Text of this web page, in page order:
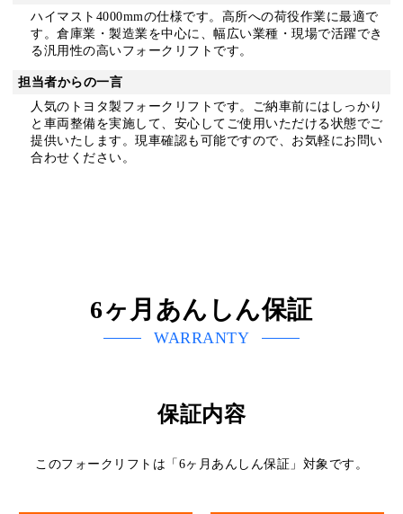
ハイマスト4000mmの仕様です。高所への荷役作業に最適で
す。倉庫業・製造業を中心に、幅広い業種・現場で活躍でき
る汎用性の高いフォークリフトです。
担当者からの一言
人気のトヨタ製フォークリフトです。ご納車前にはしっかり
と車両整備を実施して、安心してご使用いただける状態でご
提供いたします。現車確認も可能ですので、お気軽にお問い
合わせください。
6ヶ月あんしん保証
WARRANTY
保証内容
このフォークリフトは「6ヶ月あんしん保証」対象です。